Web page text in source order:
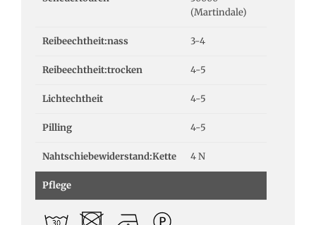
(Martindale)
Reibeechtheit:nass 3-4
Reibeechtheit:trocken 4-5
Lichtechtheit 4-5
Pilling 4-5
Nahtschiebewiderstand:Kette 4 N
Pflege